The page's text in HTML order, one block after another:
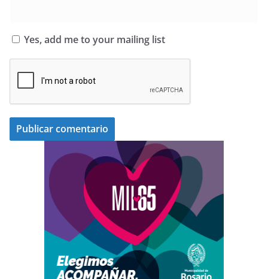
Yes, add me to your mailing list